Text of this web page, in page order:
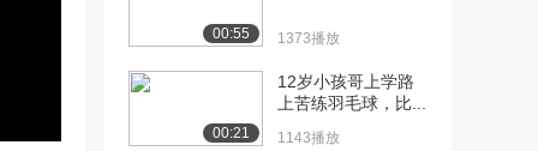
00:55 1373播放
00:21
12岁小孩哥上学路
上苦练羽毛球，比...
1143播放